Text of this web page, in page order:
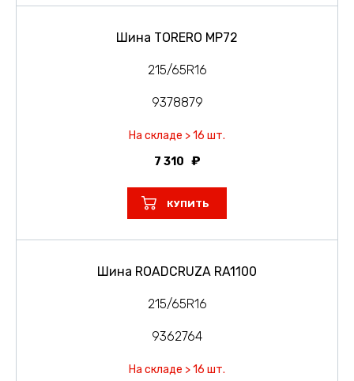
Шина TORERO MP72
215/65R16
9378879
На складе > 16 шт.
7 310
КУПИТЬ
Шина ROADCRUZA RA1100
215/65R16
9362764
На складе > 16 шт.